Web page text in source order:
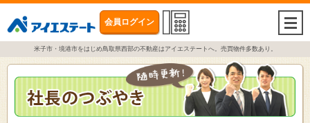
会員ログイン
米子市・境港市をはじめ鳥取県西部の不動産はアイエステートへ。売買物件多数あり。